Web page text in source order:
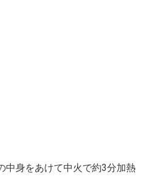
中身をあけて中火で約3分加熱